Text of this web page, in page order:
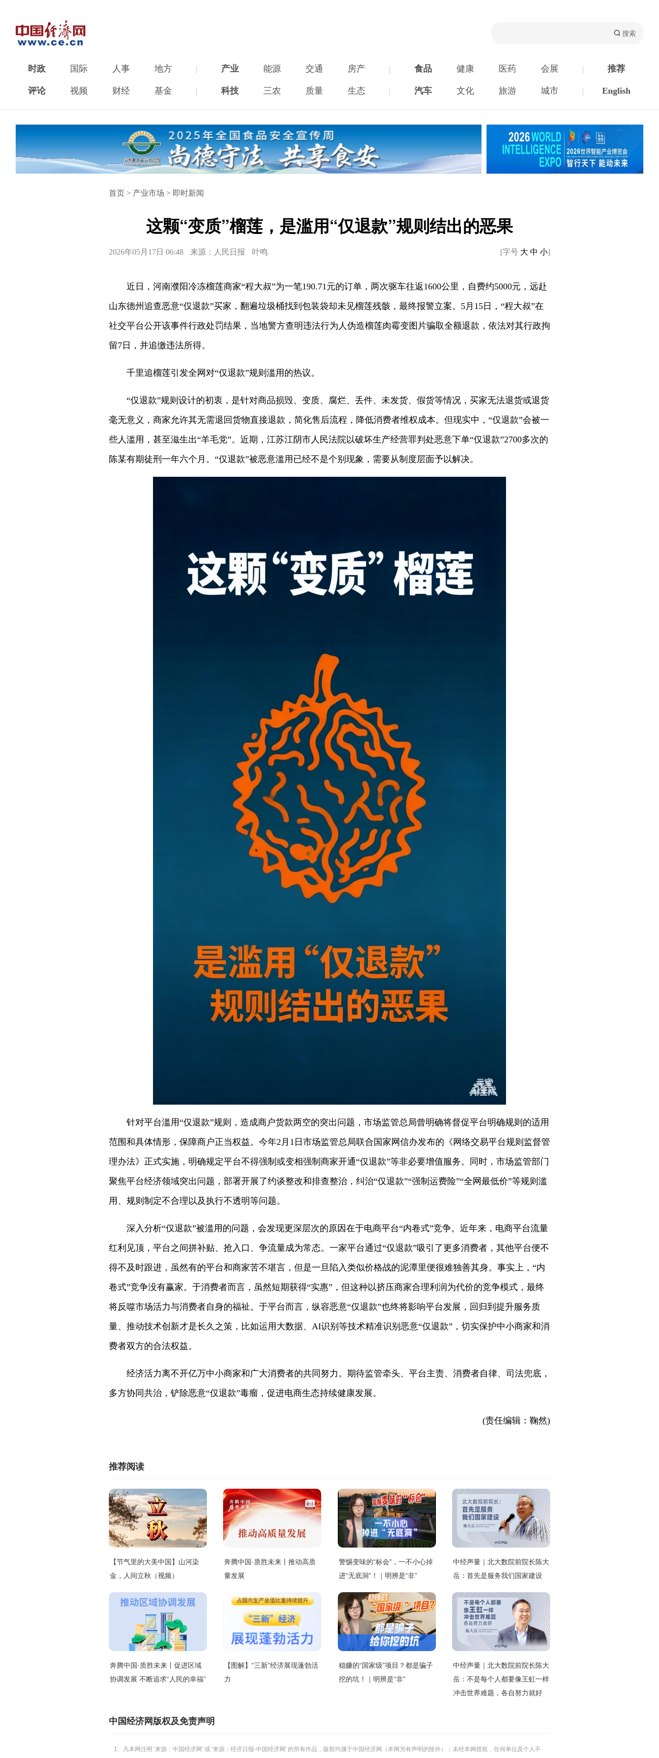
时政 国际 人事 地方 | 产业 能源 交通 房产 | 食品 健康 医药 会展 | 推荐
评论 视频 财经 基金 | 科技 三农 质量 生态 | 汽车 文化 旅游 城市 | English
首页 > 产业市场 > 即时新闻
这颗“变质”榴莲，是滥用“仅退款”规则结出的恶果
2026年05月17日 06:48 来源：人民日报 叶鸣 [字号 大 中 小]
近日，河南濮阳冷冻榴莲商家“程大叔”为一笔190.71元的订单，两次驱车往返1600公里，自费约5000元，远赴
山东德州追查恶意“仅退款”买家，翻遍垃圾桶找到包装袋却未见榴莲残骸，最终报警立案。5月15日，“程大叔”在
社交平台公开该事件行政处罚结果，当地警方查明违法行为人伪造榴莲肉霉变图片骗取全额退款，依法对其行政拘
留7日，并追缴违法所得。
千里追榴莲引发全网对“仅退款”规则滥用的热议。
“仅退款”规则设计的初衷，是针对商品损毁、变质、腐烂、丢件、未发货、假货等情况，买家无法退货或退货
毫无意义，商家允许其无需退回货物直接退款，简化售后流程，降低消费者维权成本。但现实中，“仅退款”会被一
些人滥用，甚至滋生出“羊毛党”。近期，江苏江阴市人民法院以破坏生产经营罪判处恶意下单“仅退款”2700多次的
陈某有期徒刑一年六个月。“仅退款”被恶意滥用已经不是个别现象，需要从制度层面予以解决。
针对平台滥用“仅退款”规则，造成商户货款两空的突出问题，市场监管总局曾明确将督促平台明确规则的适用
范围和具体情形，保障商户正当权益。今年2月1日市场监管总局联合国家网信办发布的《网络交易平台规则监督管
理办法》正式实施，明确规定平台不得强制或变相强制商家开通“仅退款”等非必要增值服务。同时，市场监管部门
聚焦平台经济领域突出问题，部署开展了约谈整改和排查整治，纠治“仅退款”“强制运费险”“全网最低价”等规则滥
用、规则制定不合理以及执行不透明等问题。
深入分析“仅退款”被滥用的问题，会发现更深层次的原因在于电商平台“内卷式”竞争。近年来，电商平台流量
红利见顶，平台之间拼补贴、抢入口、争流量成为常态。一家平台通过“仅退款”吸引了更多消费者，其他平台便不
得不及时跟进，虽然有的平台和商家苦不堪言，但是一旦陷入类似价格战的泥潭里便很难独善其身。事实上，“内
卷式”竞争没有赢家。于消费者而言，虽然短期获得“实惠”，但这种以挤压商家合理利润为代价的竞争模式，最终
将反噬市场活力与消费者自身的福祉。于平台而言，纵容恶意“仅退款”也终将影响平台发展，回归到提升服务质
量、推动技术创新才是长久之策，比如运用大数据、AI识别等技术精准识别恶意“仅退款”，切实保护中小商家和消
费者双方的合法权益。
经济活力离不开亿万中小商家和广大消费者的共同努力。期待监管牵头、平台主责、消费者自律、司法兜底，
多方协同共治，铲除恶意“仅退款”毒瘤，促进电商生态持续健康发展。
(责任编辑：鞠然)
推荐阅读
【节气里的大美中国】山河染
金，人间立秋（视频）
奔腾中国·质胜未来丨推动高质
量发展
警惕变味的“标会”，一不小心掉
进“无底洞”！｜明辨是“非”
中经声量｜北大数院前院长陈大
岳：首先是服务我们国家建设
奔腾中国·质胜未来丨促进区域
协调发展 不断追求“人民的幸福”
【图解】“三新”经济展现蓬勃活
力
稳赚的“国家级”项目？都是骗子
挖的坑！｜明辨是“非”
中经声量｜北大数院前院长陈大
岳：不是每个人都要像王虹一样
冲击世界难题，各自努力就好
中国经济网版权及免责声明
1、凡本网注明 '来源：中国经济网' 或 '来源：经济日报-中国经济网' 的所有作品，版权均属于中国经济网（本网另有声明的除外）；未经本网授权，任何单位及个人不